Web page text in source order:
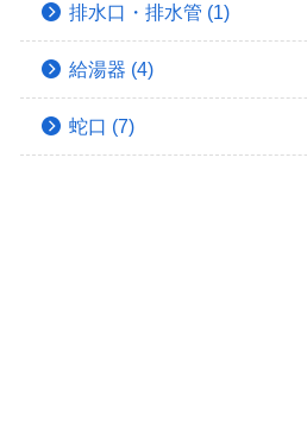
排水口・排水管 (1)
給湯器 (4)
蛇口 (7)